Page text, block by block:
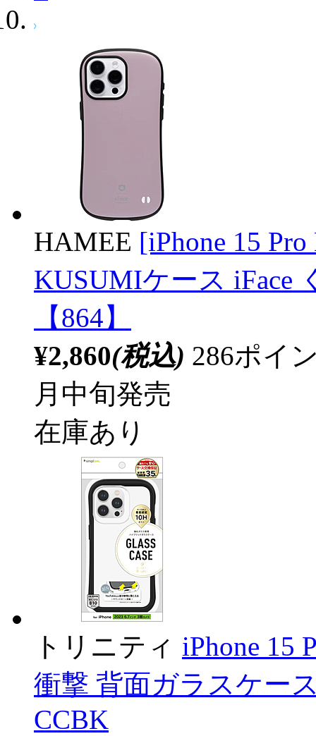
HAMEE [iPhone 15
KUSUMIケース iFace
【864】
¥2,860(税込) 286ポイ
月中旬発売
在庫あり
トリニティ iPhone 15
衝撃 背面ガラスケー
CCBK